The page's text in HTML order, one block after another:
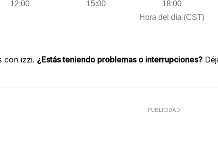
con izzi. ¿Estás teniendo problemas o interrupciones?
PUBLICIDAD